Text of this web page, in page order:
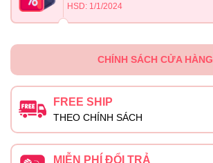
HSD: 1/1/2024
CHÍNH SÁCH CỬA HÀNG
FREE SHIP
THEO CHÍNH SÁCH
MIỄN PHÍ ĐỔI TRẢ